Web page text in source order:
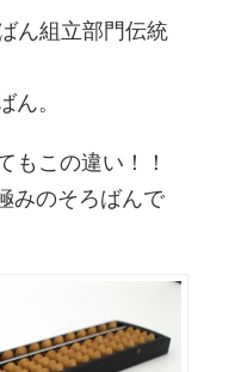
ん組立部門伝統
。
もこの違い！！
みのそろばんで